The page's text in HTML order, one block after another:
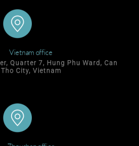
Vietnam office
Quarter 7, Hung Phu Ward, Can
Tho City, Vietnam